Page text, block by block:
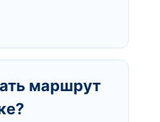
маршрут